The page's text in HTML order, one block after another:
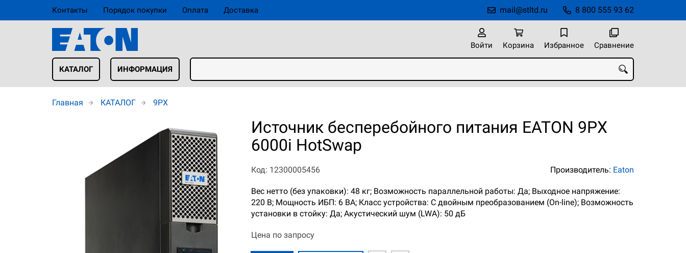
Контакты Порядок покупки Оплата Доставка 8 800 555 93 62
mail@stltd.ru
Войти Корзина Избранное Сравнение
КАТАЛОГ ИНФОРМАЦИЯ
Главная КАТАЛОГ 9PX
Источник бесперебойного питания EATON 9PX
6000i HotSwap
Код: 12300005456 Производитель: Eaton
Вес нетто (без упаковки): 48 кг; Возможность параллельной работы: Да; Выходное напряжение:
220 В; Мощность ИБП: 6 ВА; Класс устройства: С двойным преобразованием (On-line); Возможность
установки в стойку: Да; Акустический шум (LWA): 50 дБ
Цена по запросу